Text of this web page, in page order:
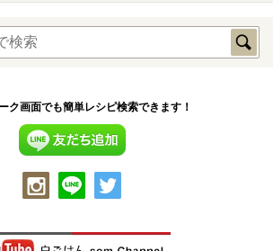
ク画面でも簡単レシピ検索できます！